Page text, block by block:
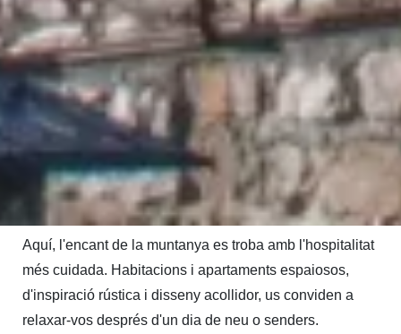
peu de pistes!
alpina situat a peu de pistes, al cor de Grandvalira,
Andorra. Un hotel de 4 estrelles concebut per a aquells
que valoren el confort, la calidesa dels detalls i el
privilegi d'estar envoltats de natura en la seva màxima
expressió.
Aquí, l'encant de la muntanya es troba amb l'hospitalitat
més cuidada. Habitacions i apartaments espaiosos,
d'inspiració rústica i disseny acollidor, us conviden a
relaxar-vos després d'un dia de neu o senders.